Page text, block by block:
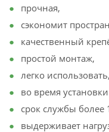
прочная,
сэкономит
качественный
простой монтаж,
легко использовать,
во время
срок службы более
выдерживает